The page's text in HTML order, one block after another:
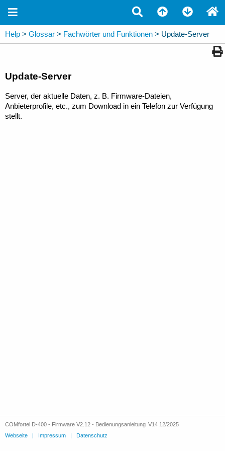
COMfortel D-400 - Firmware V2.12 - Bedienungsanleitung V14 12/2025
Webseite | Impressum | Datenschutz